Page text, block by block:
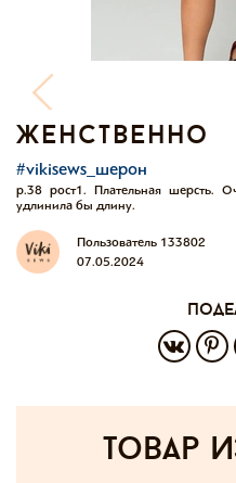
женственно
#vikisews_шерон
р.38 рост1. Плательная шерсть.
удлинила бы длину.
Пользователь 133802
07.05.2024
товар